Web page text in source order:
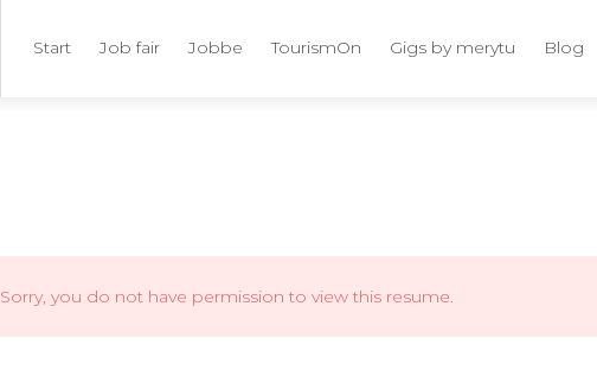
Start Job fair Jobbe TourismOn Gigs by merytu Blog
Sorry, you do not have permission to view this resume.